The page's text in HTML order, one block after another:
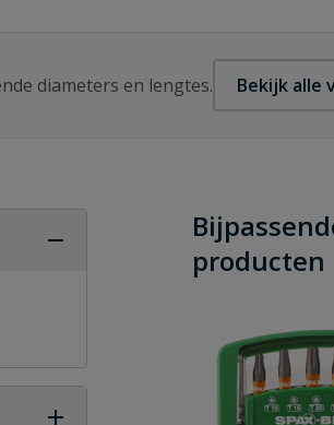
diameters en lengtes. Bekijk alle
producten